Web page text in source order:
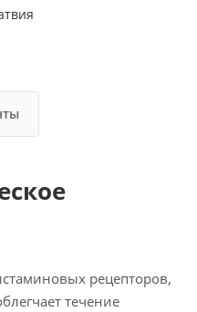
рецепторов,
течение